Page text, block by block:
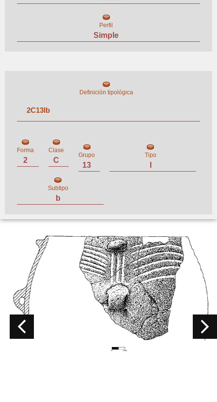
Perfil
Simple
Definición tipológica
2C13Ib
Forma
2
Clase
C
Grupo
13
Tipo
Subtipo
b